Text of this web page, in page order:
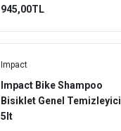
945,00TL
Impact
Impact Bike Shampoo
Bisiklet Genel Temizleyici
5lt